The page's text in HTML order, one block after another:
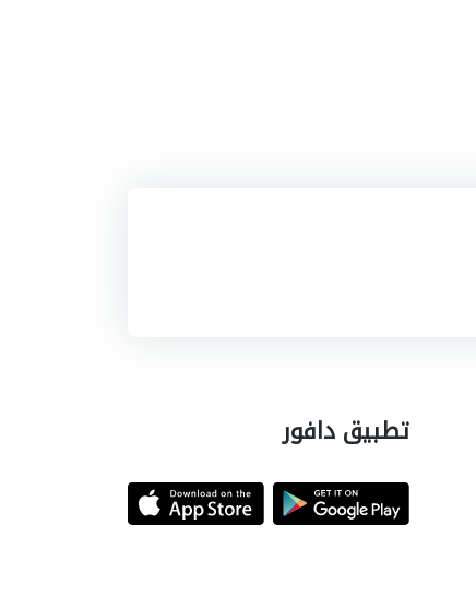
تطبيق دافور